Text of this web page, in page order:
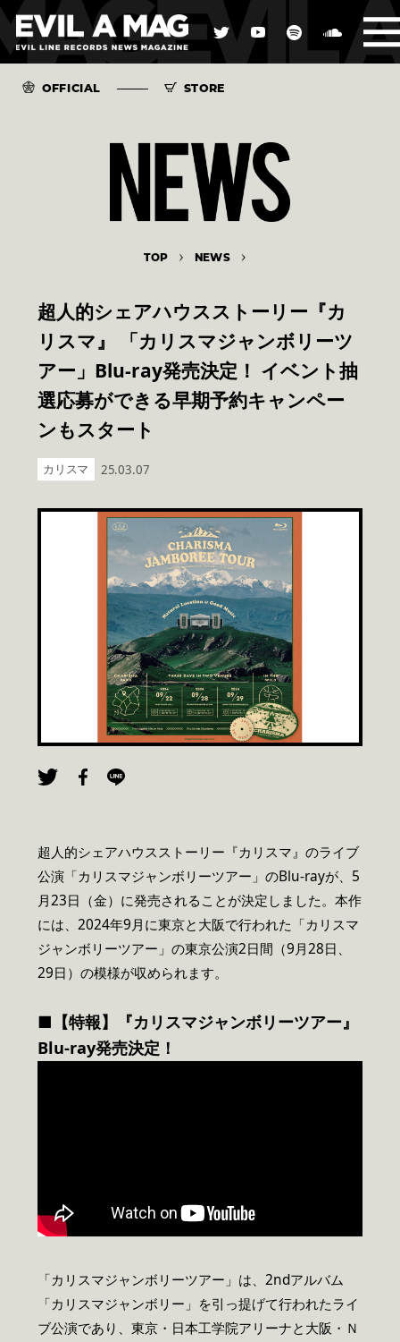
OFFICIAL STORE
TOP NEWS
超人的シェアハウスストーリー『カ
リスマ』 「カリスマジャンボリーツ
アー」Blu-ray発売決定！ イベント抽
選応募ができる早期予約キャンペー
ンもスタート
カリスマ 25.03.07
超人的シェアハウスストーリー『カリスマ』のライブ
公演「カリスマジャンボリーツアー」のBlu-rayが、5
月23日（金）に発売されることが決定しました。本作
には、2024年9月に東京と大阪で行われた「カリスマ
ジャンボリーツアー」の東京公演2日間（9月28日、
29日）の模様が収められます。
■【特報】『カリスマジャンボリーツアー』
Blu-ray発売決定！
「カリスマジャンボリーツアー」は、2ndアルバム
「カリスマジャンボリー」を引っ提げて行われたライ
ブ公演であり、東京・日本工学院アリーナと大阪・Ｎ